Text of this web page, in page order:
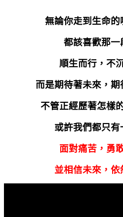
無論你走到生命的
都該喜歡那一
順生而行，不
而是期待著未來，期
不管正經歷著怎樣
或許我們都只有
面對痛苦，勇
並相信未來，依